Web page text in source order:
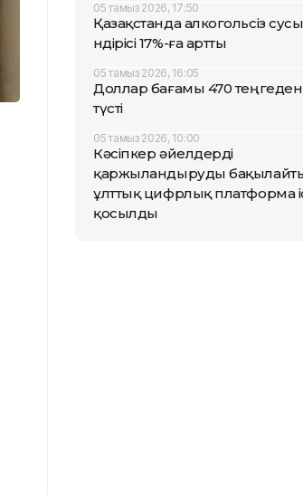
05 тамыз 2026, 17:50
Қазақстанда алкогольсіз
өндірісі 17%-ға артты
05 тамыз 2026, 16:05
Доллар бағамы 470 теңгеден
түсті
05 тамыз 2026, 10:00
Кәсіпкер әйелдерді
қаржыландыруды
ұлттық цифрлық платформа
қосылды